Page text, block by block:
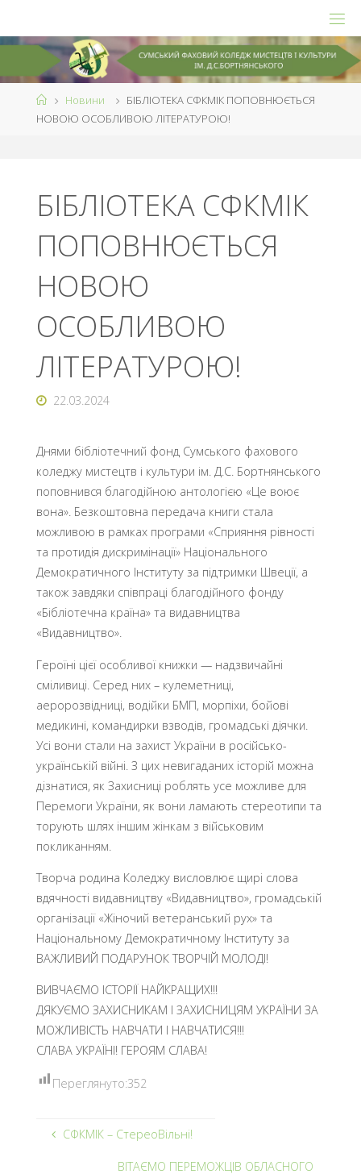
content
HomeНовини
БІБЛІОТЕКА СФКМІК ПОПОВНЮЄТЬСЯ
НОВОЮ ОСОБЛИВОЮ ЛІТЕРАТУРОЮ!
БІБЛІОТЕКА СФКМІК
ПОПОВНЮЄТЬСЯ
НОВОЮ
ОСОБЛИВОЮ
ЛІТЕРАТУРОЮ!
22.03.2024
Днями бібліотечний фонд Сумського фахового
коледжу мистецтв і культури ім. Д.С. Бортнянського
поповнився благодійною антологією «Це воює
вона». Безкоштовна передача книги стала
можливою в рамках програми «Сприяння рівності
та протидія дискримінації» Національного
Демократичного Інституту за підтримки Швеції, а
також завдяки співпраці благодійного фонду
«Бібліотечна країна» та видавництва
«Видавництво».
Героїні цієї особливої книжки — надзвичайні
сміливиці. Серед них – кулеметниці,
аеророзвідниці, водійки БМП, морпіхи, бойові
медикині, командирки взводів, громадські діячки.
Усі вони стали на захист України в російсько-
українській війні. З цих невигаданих історій можна
дізнатися, як Захисниці роблять усе можливе для
Перемоги України, як вони ламають стереотипи та
торують шлях іншим жінкам з військовим
покликанням.
Творча родина Коледжу висловлює щирі слова
вдячності видавництву «Видавництво», громадській
організації «Жіночий ветеранський рух» та
Національному Демократичному Інституту за
ВАЖЛИВИЙ ПОДАРУНОК ТВОРЧІЙ МОЛОДІ!
ВИВЧАЄМО ІСТОРІЇ НАЙКРАЩИХ!!!
ДЯКУЄМО ЗАХИСНИКАМ І ЗАХИСНИЦЯМ УКРАЇНИ ЗА
МОЖЛИВІСТЬ НАВЧАТИ І НАВЧАТИСЯ!!!
СЛАВА УКРАЇНІ! ГЕРОЯМ СЛАВА!
Переглянуто:352
СФКМІК – СтереоВільні!
ВІТАЄМО ПЕРЕМОЖЦІВ ОБЛАСНОГО